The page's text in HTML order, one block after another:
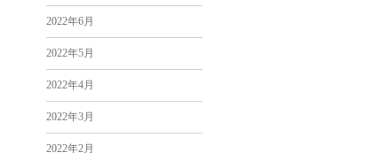
2022年6月
2022年5月
2022年4月
2022年3月
2022年2月